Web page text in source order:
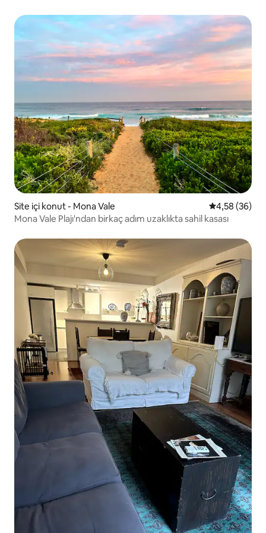
Site içi konut - Mona Vale 5 üzerinden
4,58 (36)
Mona Vale Plajı'ndan birkaç adım uzaklıkta sahil kasası